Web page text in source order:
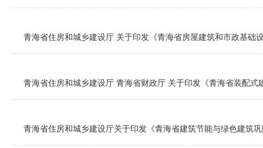
青海省住房和城乡建设厅 关于印发《青海省房屋建筑和市政基础
青海省住房和城乡建设厅 青海省财政厅 关于印发《青海省装配式
青海省住房和城乡建设厅关于印发《青海省建筑节能与绿色建筑